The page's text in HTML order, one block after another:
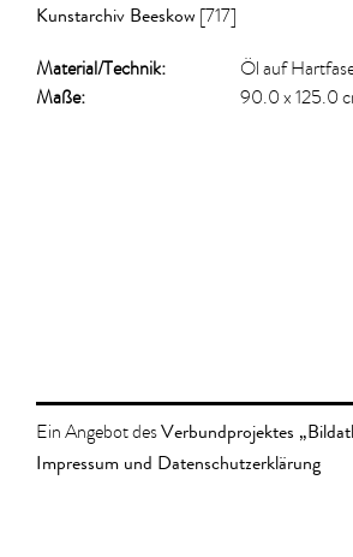
Kunstarchiv Beeskow [717]
Material/​Technik:
Öl auf
Maße:
90.0 x 125.0
Ein Angebot desVerbundprojektes
Impressum und Datenschutzerklärung